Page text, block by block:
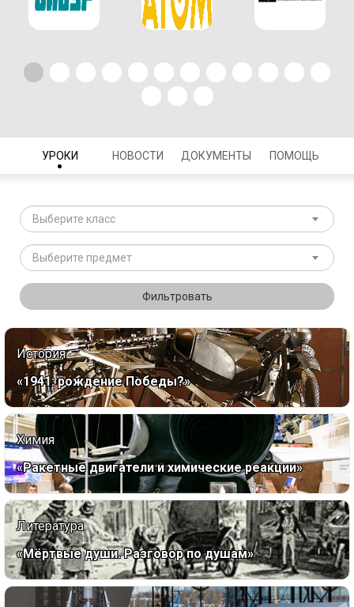
УРОКИ НОВОСТИ ДОКУМЕНТЫ ПОМОЩЬ
Выберите класс
Выберите предмет
Фильтровать
История
«1941: рождение Победы?»
Химия
«Ракетные двигатели и химические реакции»
Литература
«Мёртвые души. Разговор по душам»